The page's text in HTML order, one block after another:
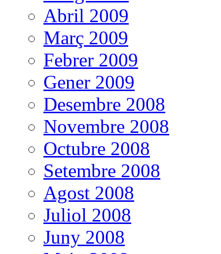
Abril 2009
Març 2009
Febrer 2009
Gener 2009
Desembre 2008
Novembre 2008
Octubre 2008
Setembre 2008
Agost 2008
Juliol 2008
Juny 2008